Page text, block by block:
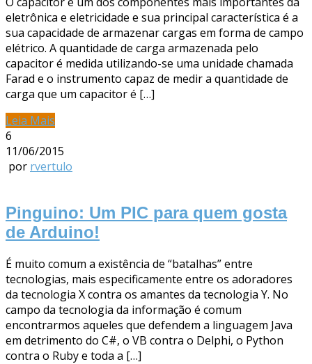
eletrônica e eletricidade e sua principal característica é a
sua capacidade de armazenar cargas em forma de campo
elétrico. A quantidade de carga armazenada pelo
capacitor é medida utilizando-se uma unidade chamada
Farad e o instrumento capaz de medir a quantidade de
carga que um capacitor é […]
Leia Mais
6
11/06/2015
por rvertulo
Pinguino: Um PIC para quem gosta
de Arduino!
É muito comum a existência de “batalhas” entre
tecnologias, mais especificamente entre os adoradores
da tecnologia X contra os amantes da tecnologia Y. No
campo da tecnologia da informação é comum
encontrarmos aqueles que defendem a linguagem Java
em detrimento do C#, o VB contra o Delphi, o Python
contra o Ruby e toda a […]